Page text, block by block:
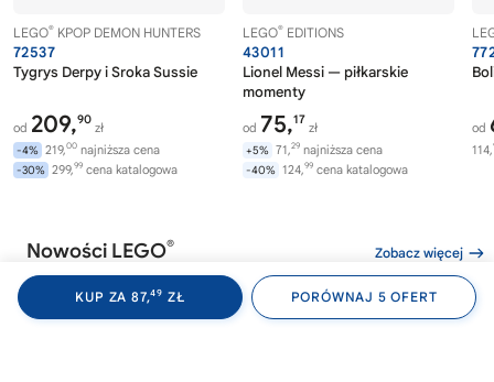
KUP ZA 87,49 ZŁ PORÓWNAJ 5 OFERT
LEGO® KPOP DEMON HUNTERS
72537
Tygrys Derpy i Sroka Sussie
od 209,90
zł
-4% 219,00 najniższa cena
-30% 299,99 cena katalogowa
LEGO® EDITIONS
43011
Lionel Messi — piłkarskie
momenty
od 75,17
zł
+5% 71,29 najniższa cena
-40% 124,99 cena katalogowa
od
114,
Nowości LEGO® Zobacz więcej